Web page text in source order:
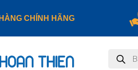
CHÍNH HÃNG
kiếm
sản